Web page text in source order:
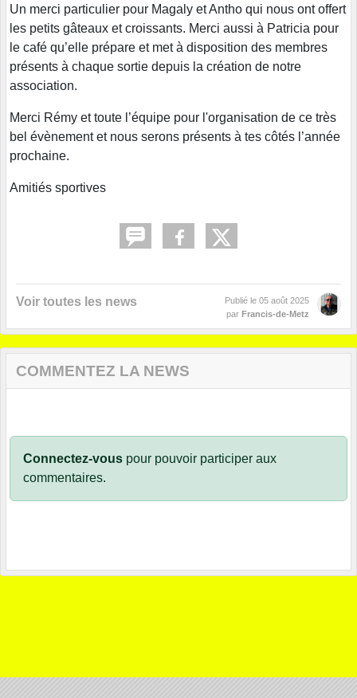
Un merci particulier pour Magaly et Antho qui nous ont offert
les petits gâteaux et croissants. Merci aussi à Patricia pour
le café qu’elle prépare et met à disposition des membres
présents à chaque sortie depuis la création de notre
association.
Merci Rémy et toute l’équipe pour l'organisation de ce très
bel évènement et nous serons présents à tes côtés l’année
prochaine.
Amitiés sportives
Voir toutes les news Publié le 05 août 2025
par Francis-de-Metz
COMMENTEZ LA NEWS
Connectez-vous pour pouvoir participer aux
commentaires.